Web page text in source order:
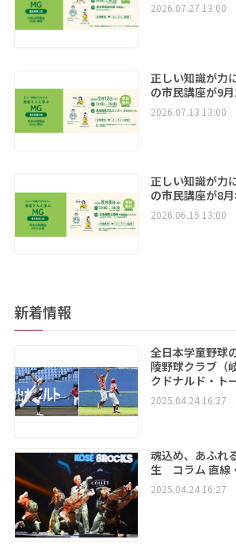
2026.07.27 13:00
正しい知識が
の市民講座が9
2026.07.13 13:00
正しい知識が力
の市民講座が8
2026.06.15 13:00
新着情報
全日本学童野球
陵野球クラブ
クドナルド・ト
2025.04.24 16:27
魂込め、あふれ
生 コラム 直線
2025.04.24 16:27